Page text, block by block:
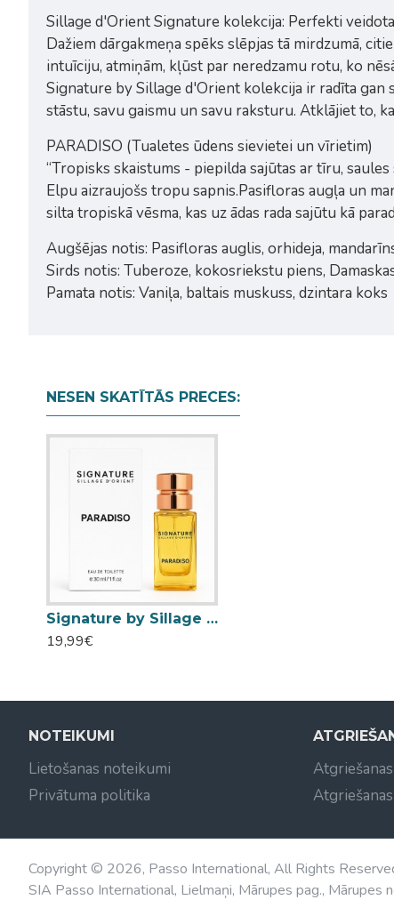
Sillage d'Orient Signature kolekcija: Perfekti
Dažiem dārgakmeņa spēks slēpjas tā mirdzumā,
intuīciju, atmiņām, kļūst par neredzamu rotu, ko
Signature by Sillage d'Orient kolekcija ir radīta gan
stāstu, savu gaismu un savu raksturu. Atklājiet to,
PARADISO (Tualetes ūdens sievietei un vīrietim)
“Tropisks skaistums - piepilda sajūtas ar tīru,
Elpu aizraujošs tropu sapnis.Pasifloras augļa un
silta tropiskā vēsma, kas uz ādas rada sajūtu kā
Augšējas notis: Pasifloras auglis, orhideja,
Sirds notis: Tuberoze, kokosriekstu piens,
Pamata notis: Vaniļa, baltais muskuss, dzintara koks
NESEN SKATĪTĀS PRECES:
Signature by Sillage d'Orient Paradiso tualetes ūdens sievietei un vīrietim 30ml
19,99€
NOTEIKUMI
Lietošanas noteikumi
Privātuma politika
Copyright © 2026, Passo International, All Rights
SIA Passo International, Lielmaņi, Mārupes pag., Mārupes